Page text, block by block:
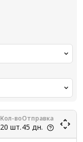
Кол-во
20 шт.
Отправка
45 дн.